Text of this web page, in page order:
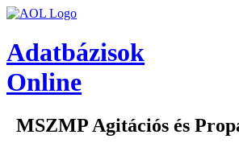
Adatbázisok
Online
MSZMP Agitációs és